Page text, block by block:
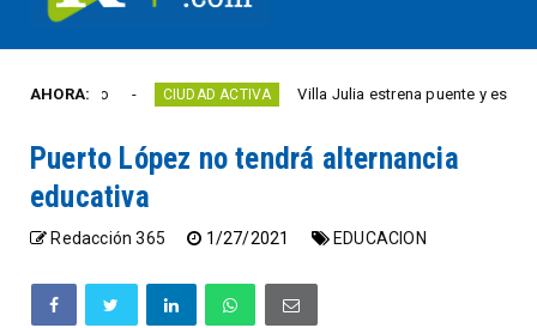
AHORA:
año CIUDAD ACTIVA Villa Julia estrena puente y espacios
Puerto López no tendrá alternancia
educativa
Redacción 365 1/27/2021 EDUCACION